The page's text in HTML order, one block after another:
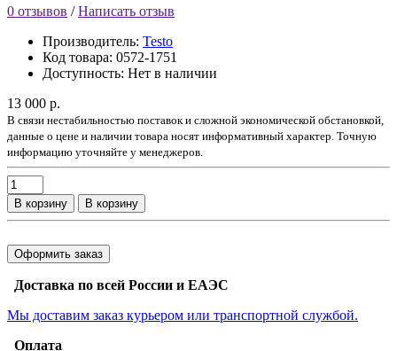
0 отзывов /Написать отзыв
Производитель: Testo
Код товара: 0572-1751
Доступность: Нет в наличии
13 000 р.
В связи нестабильностью поставок и сложной экономической обстановкой,
данные о цене и наличии товара носят информативный характер. Точную
информацию уточняйте у менеджеров.
В корзину В корзину
Оформить заказ
Доставка по всей России и ЕАЭС
Мы доставим заказ курьером или транспортной службой.
Оплата